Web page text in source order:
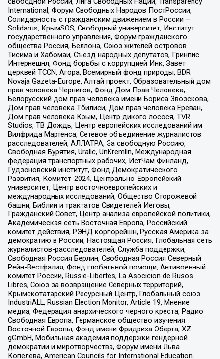
International, Форум Свободных Народов ПостРоссии,
Солидарность с гражданским движением в России –
Solidarus, КрымSOS, Свободный университет, Институт
государственного управления, Форум гражданского
общества Россия, Беллона, Союз жителей островов
Тисима и Хабомаи, Съезд народных депутатов, Гринпис
Интернешнл, Фонд борьбы с коррупцией Инк, Завет
церквей TCCN, Агора, Всемирный фонд природы, BDR
Novaja Gazeta-Europe, Алтай проект, Образовательный дом
прав человека Чернигов, Фонд Дом Прав Человека,
Белорусский дом прав человека имени Бориса Звозскова,
Дом прав человека Тбилиси, Дом прав человека Ереван,
Дом прав человека Крым, Центр дикого лосося, TVR
Studios, ТВ Дождь, Центр европейских исследований им
Вилфрида Мартенса, Сетевое объединение журналистов
расследователей, АЛЛАТРА, За свободную Россию,
Свободная Бурятия, Uralic, UnKremlin, Международная
федерация транспортных рабочих, ИстЧам Финланд,
Гудзоновский институт, Фонд Демократического
Развития, Комитет-2024, Центрально-Европейский
университет, Центр восточноевропейских и
международных исследований, Общество Сторожевой
башни, Библии и трактатов Свидетелей Иеговы,
Гражданский Совет, Центр анализа европейской политики,
Академическая сеть Восточная Европа, Российский
комитет действия, РЭНД корпорейшн, Русская Америка за
демократию в России, Настоящая Россия, Глобальная сеть
журналистов-расследователей, Служба поддержки,
Свободная Россия Берлин, Свободная Россия Северный
Рейн-Вестфалия, Фонд глобальной помощи, Антивоенный
комитет России, Russie-Libertes, La Asocicion de Rusos
Libres, Союз за возвращение Северных территорий,
Крымскотатарский Ресурсный Центр, Глобальный союз
IndustriALL, Russian Election Monitor, Article 19, Мнение
медиа, Федерация анархического черного креста, Радио
Свободная Европа, Германское общество изучения
Восточной Европы, Фонд имени Фридриха Эберта, XZ
gGmbH, Мобильная академия поддержки гендерной
демократии и миротворчества, Форум имени Льва
Копелева, American Councils for International Education,